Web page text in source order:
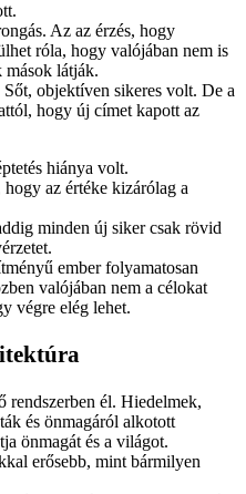
Az az érzés, hogy
róla, hogy valójában nem is
mások látják.
objektíven sikeres volt. De a
hogy új címet kapott az
hiánya volt.
az értéke kizárólag a
minden új siker csak rövid
ember folyamatosan
valójában nem a célokat
végre elég lehet.
rendszerben él. Hiedelmek,
és önmagáról alkotott
önmagát és a világot.
erősebb, mint bármilyen